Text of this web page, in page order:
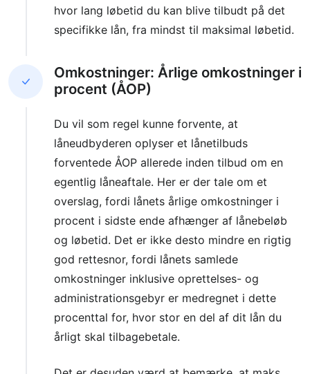
hvor lang løbetid du kan blive tilbudt på det
specifikke lån, fra mindst til maksimal løbetid.
Omkostninger: Årlige omkostninger i
procent (ÅOP)
Du vil som regel kunne forvente, at
låneudbyderen oplyser et lånetilbuds
forventede ÅOP allerede inden tilbud om en
egentlig låneaftale. Her er der tale om et
overslag, fordi lånets årlige omkostninger i
procent i sidste ende afhænger af lånebeløb
og løbetid. Det er ikke desto mindre en rigtig
god rettesnor, fordi lånets samlede
omkostninger inklusive oprettelses- og
administrationsgebyr er medregnet i dette
procenttal for, hvor stor en del af dit lån du
årligt skal tilbagebetale.